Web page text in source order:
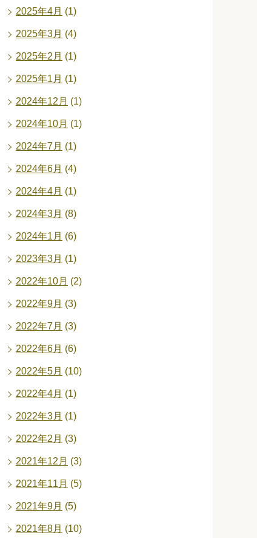
2025年4月 (1)
2025年3月 (4)
2025年2月 (1)
2025年1月 (1)
2024年12月 (1)
2024年10月 (1)
2024年7月 (1)
2024年6月 (4)
2024年4月 (1)
2024年3月 (8)
2024年1月 (6)
2023年3月 (1)
2022年10月 (2)
2022年9月 (3)
2022年7月 (3)
2022年6月 (6)
2022年5月 (10)
2022年4月 (1)
2022年3月 (1)
2022年2月 (3)
2021年12月 (3)
2021年11月 (5)
2021年9月 (5)
2021年8月 (10)